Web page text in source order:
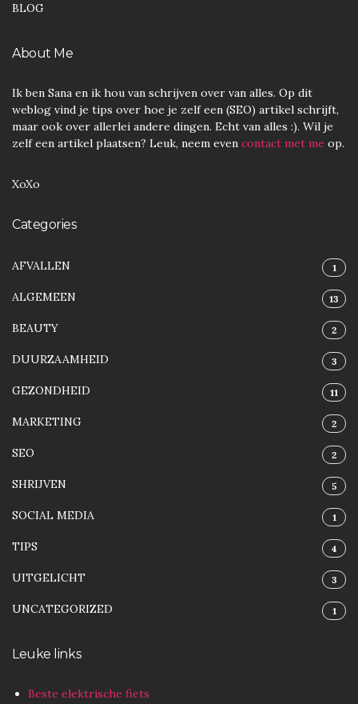
BLOG
About Me
Ik ben Sana en ik hou van schrijven over van alles. Op dit
weblog vind je tips over hoe je zelf een (SEO) artikel schrijft,
maar ook over allerlei andere dingen. Echt van alles :). Wil je
zelf een artikel plaatsen? Leuk, neem even contact met me op.
XoXo
Categories
AFVALLEN 1
ALGEMEEN 13
BEAUTY 2
DUURZAAMHEID 3
GEZONDHEID 11
MARKETING 2
SEO 2
SHRIJVEN 5
SOCIAL MEDIA 1
TIPS 4
UITGELICHT 3
UNCATEGORIZED 1
Leuke links
Beste elektrische fiets